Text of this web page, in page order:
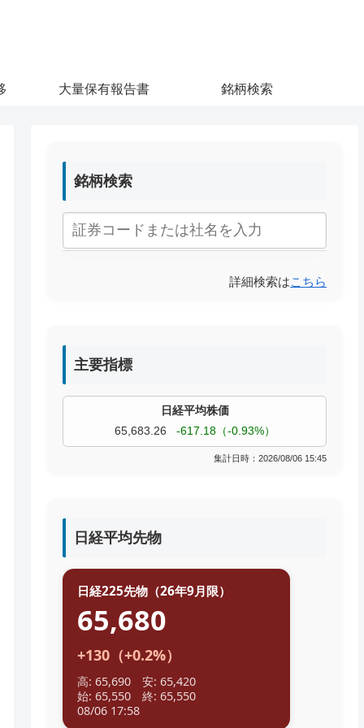
大量保有報告書 銘柄検索
銘柄検索
詳細検索はこちら
主要指標
TOPIX
4,055.85
+9.68（+0.24%）
集計日時：2026/08/06 15:45
日経平均先物
日経225先物（26年9月限）
65,680
+130（+0.2%）
高: 65,690 安: 65,420
始: 65,550 終: 65,550
08/06 17:58